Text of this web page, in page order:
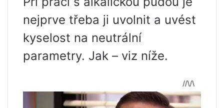
nejprve třeba ji uvolnit a uvést
kyselost na neutrální
parametry. Jak – viz níže.